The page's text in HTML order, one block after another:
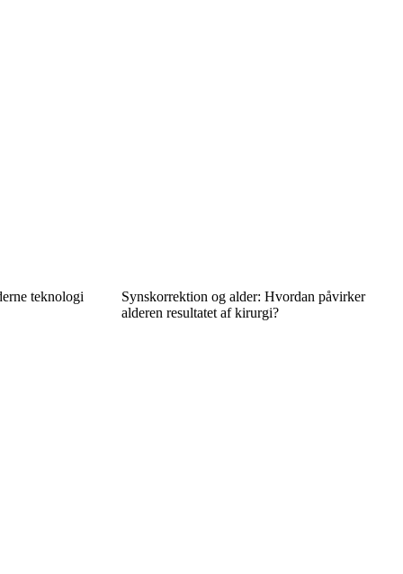
teknologi
Synskorrektion og alder: Hvordan påvirker
alderen resultatet af kirurgi?